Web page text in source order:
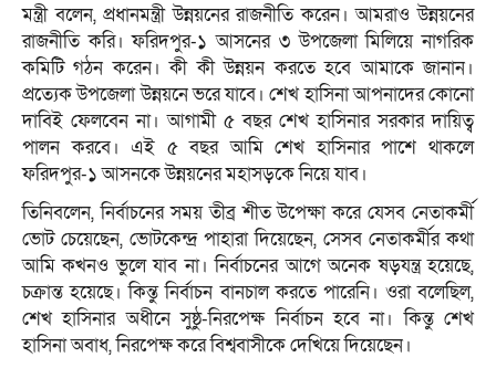
মন্ত্রী বলেন, প্রধানমন্ত্রী উন্নয়নের রাজনীতি করেন। আমরাও উন্নয়নের
রাজনীতি করি। ফরিদপুর-১ আসনের ৩ উপজেলা মিলিয়ে নাগরিক
কমিটি গঠন করেন। কী কী উন্নয়ন করতে হবে আমাকে জানান।
প্রত্যেক উপজেলা উন্নয়নে ভরে যাবে। শেখ হাসিনা আপনাদের কোনো
দাবিই ফেলবেন না। আগামী ৫ বছর শেখ হাসিনার সরকার দায়িত্ব
পালন করবে। এই ৫ বছর আমি শেখ হাসিনার পাশে থাকলে
ফরিদপুর-১ আসনকে উন্নয়নের মহাসড়কে নিয়ে যাব।
তিনিবলেন, নির্বাচনের সময় তীব্র শীত উপেক্ষা করে যেসব নেতাকর্মী
ভোট চেয়েছেন, ভোটকেন্দ্র পাহারা দিয়েছেন, সেসব নেতাকর্মীর কথা
আমি কখনও ভুলে যাব না। নির্বাচনের আগে অনেক ষড়যন্ত্র হয়েছে,
চক্রান্ত হয়েছে। কিন্তু নির্বাচন বানচাল করতে পারেনি। ওরা বলেছিল,
শেখ হাসিনার অধীনে সুষ্ঠু-নিরপেক্ষ নির্বাচন হবে না। কিন্তু শেখ
হাসিনা অবাধ, নিরপেক্ষ করে বিশ্ববাসীকে দেখিয়ে দিয়েছেন।